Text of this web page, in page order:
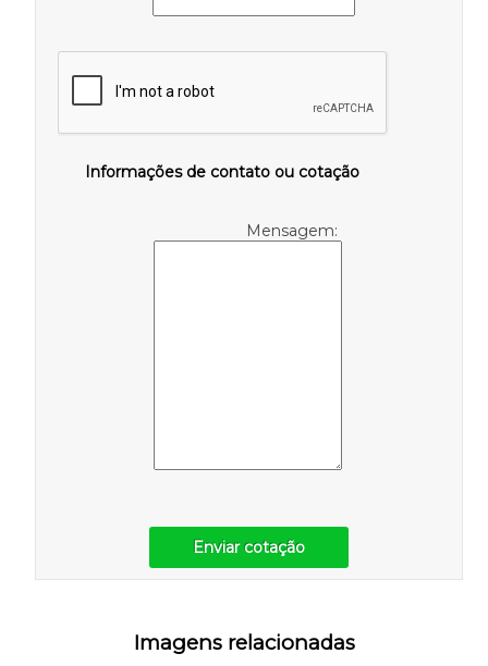
Informações de contato ou cotação
Mensagem:
Enviar cotação
Imagens relacionadas